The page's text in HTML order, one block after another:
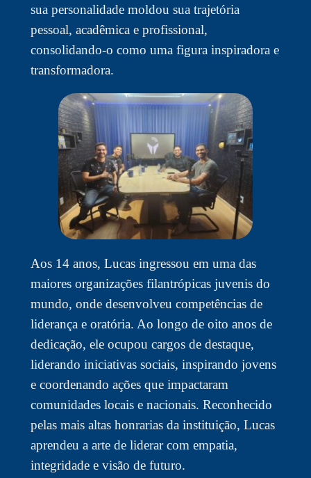
sua personalidade moldou sua trajetória
pessoal, acadêmica e profissional,
consolidando-o como uma figura inspiradora e
transformadora.
Aos 14 anos, Lucas ingressou em uma das
maiores organizações filantrópicas juvenis do
mundo, onde desenvolveu competências de
liderança e oratória. Ao longo de oito anos de
dedicação, ele ocupou cargos de destaque,
liderando iniciativas sociais, inspirando jovens
e coordenando ações que impactaram
comunidades locais e nacionais. Reconhecido
pelas mais altas honrarias da instituição, Lucas
aprendeu a arte de liderar com empatia,
integridade e visão de futuro.